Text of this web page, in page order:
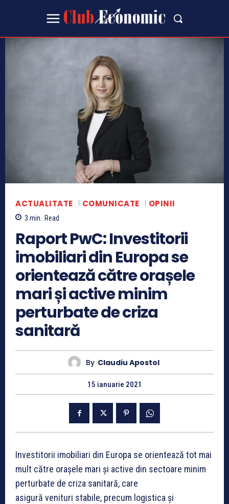
ACTUALITATE COMUNICATE OPINII
3 min. Read
Raport PwC: Investitorii
imobiliari din Europa se
orientează către orașele
mari și active minim
perturbate de criza
sanitară
By Claudiu Apostol
15 ianuarie 2021
Investitorii imobiliari din Europa se orientează tot mai
mult către orașele mari și active din sectoare minim
perturbate de criza sanitară, care
asigură venituri stabile, precum logistica și